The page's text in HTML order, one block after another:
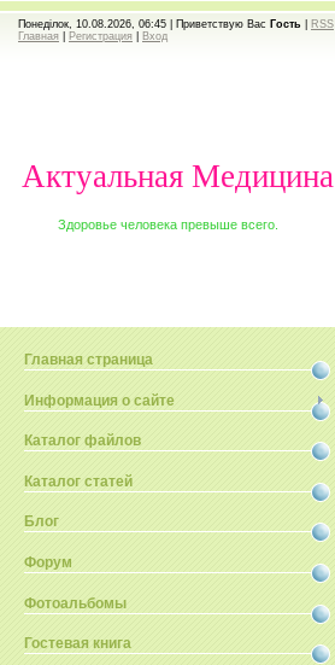
Понеділок, 10.08.2026, 06:45 | Приветствую Вас Гость
RSS
Главная
Регистрация Вход
Актуальная Медицина
Здоровье человека превыше всего.
Главная страница
Информация о сайте
Каталог файлов
Каталог статей
Блог
Форум
Фотоальбомы
Гостевая книга